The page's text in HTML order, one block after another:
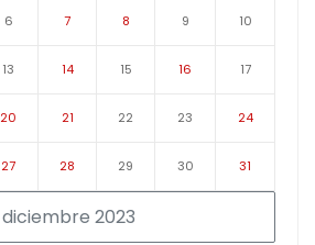
diciembre 2023
6 7 8 9 10
13 14 15 16 17
20 21 22 23 24
27 28 29 30 31